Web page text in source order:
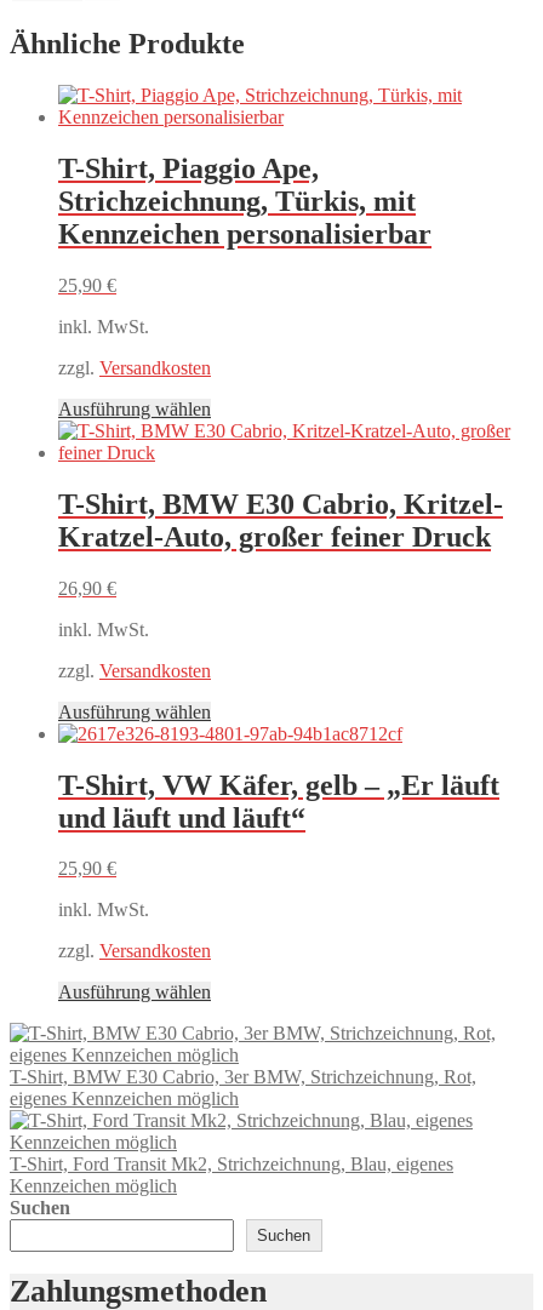
Ähnliche Produkte
T-Shirt, Piaggio Ape,
Strichzeichnung, Türkis, mit
Kennzeichen personalisierbar
25,90 €
inkl. MwSt.
zzgl. Versandkosten
Ausführung wählen
Produkt
Varianten
auf.
Die
T-Shirt, BMW E30 Cabrio, Kritzel-
Kratzel-Auto, großer feiner Druck
26,90 €
inkl. MwSt.
zzgl. Versandkosten
Ausführung wählen
Produkt
mehrere
Varianten
auf.
werden
T-Shirt, VW Käfer, gelb – „Er läuft
und läuft und läuft“
25,90 €
inkl. MwSt.
zzgl. Versandkosten
Ausführung wählen
weist
mehrere
Varianten
auf.
Die
können
Produktseite
gewählt
werden
T-Shirt, BMW E30 Cabrio, 3er BMW, Strichzeichnung, Rot,
eigenes Kennzeichen möglich
T-Shirt, Ford Transit Mk2, Strichzeichnung, Blau, eigenes
Kennzeichen möglich
Suchen
Suchen
Zahlungsmethoden